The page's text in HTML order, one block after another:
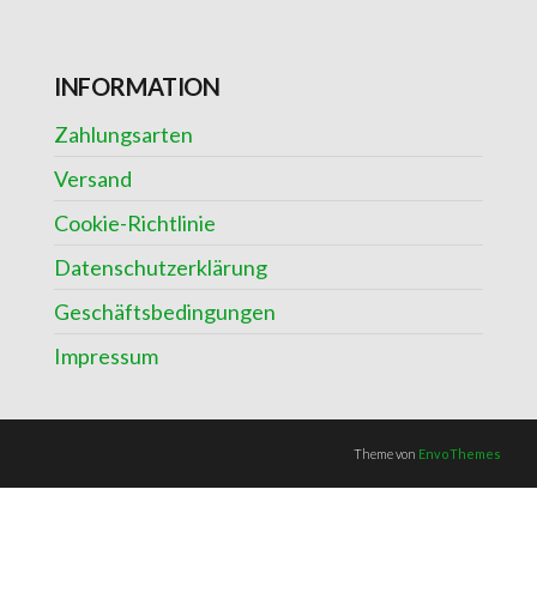
INFORMATION
Zahlungsarten
Versand
Cookie-Richtlinie
Datenschutzerklärung
Geschäftsbedingungen
Impressum
Theme von EnvoThemes